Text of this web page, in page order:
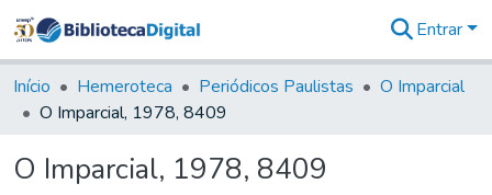
&
Coleções
Tudo na
Digital
Entrar
Início Hemeroteca Periódicos Paulistas
O Imparcial
O Imparcial, 1978, 8409
O Imparcial, 1978, 8409